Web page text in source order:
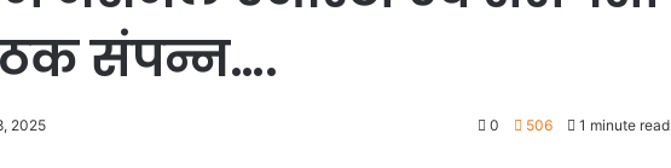
संपन्न….
2025 0 506 1 minute read